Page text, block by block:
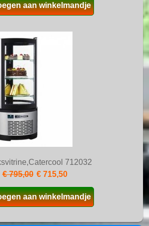
aan winkelmandje
712032
€ 795,00 € 715,50
aan winkelmandje